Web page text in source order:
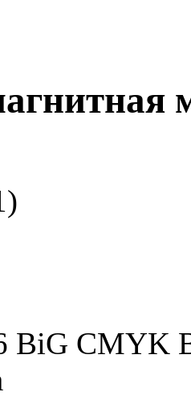
BiG CMYK